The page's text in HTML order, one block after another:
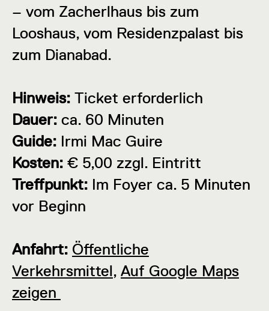
– vom Zacherlhaus bis zum
Looshaus, vom Residenzpalast bis
zum Dianabad.
Hinweis: Ticket erforderlich
Dauer: ca. 60 Minuten
Guide: Irmi Mac Guire
Kosten: € 5,00 zzgl. Eintritt
Treffpunkt: Im Foyer ca. 5 Minuten
vor Beginn
Anfahrt: Öffentliche
Verkehrsmittel, Auf Google Maps
zeigen